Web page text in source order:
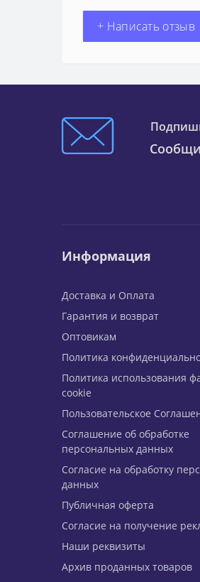
+ Написать отзыв
Информация
Доставка и Оплата
Гарантия и возврат
Оптовикам
Политика
Политика использования
cookie
Пользовательское
Соглашение об обработке
персональных данных
Согласие на обработку
данных
Публичная оферта
Согласие на получение
Наши реквизиты
Архив проданных товаров